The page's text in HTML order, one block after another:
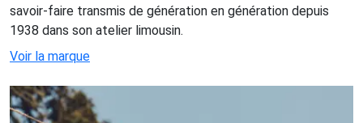
savoir-faire transmis de génération en génération depuis
1938 dans son atelier limousin.
Voir la marque